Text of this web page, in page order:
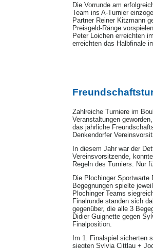
Die Vorrunde am
Team ins A-Turnier
Partner Reiner Kitzmann
Preisgeld-Ränge
Peter Loichen erreichten
erreichten das Halbfinale
Zahlreiche Turniere im
Veranstaltungen
das jährliche
Denkendorfer
In diesem Jahr war der
Vereinsvorsitzende,
Regeln des Turniers. Nur
Die Plochinger
Begegnungen spielte
Plochinger Teams
Finalrunde standen sich
gegenüber, die alle 3
Didier Guignette gegen
Finalposition.
Im 1. Finalspiel sicherten
siegten Sylvia Cittlau +